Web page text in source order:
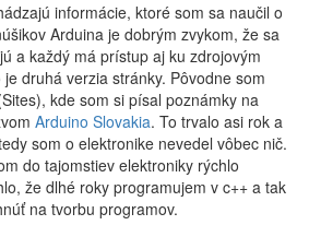
informácie, ktoré som sa naučil o
Arduina je dobrým zvykom, že sa
a každý má prístup aj ku zdrojovým
druhá verzia stránky. Pôvodne som
kde som si písal poznámky na
Arduino Slovakia. To trvalo asi rok a
som o elektronike nevedel vôbec nič.
do tajomstiev elektroniky rýchlo
že dlhé roky programujem v c++ a tak
na tvorbu programov.